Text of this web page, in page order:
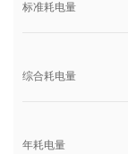
标准耗电量
综合耗电量
年耗电量